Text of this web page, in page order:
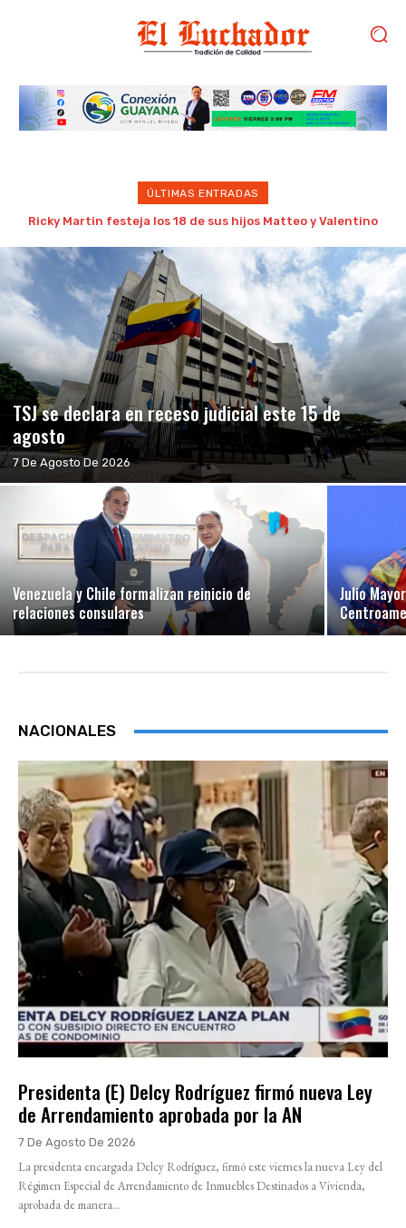
ÚLTIMAS ENTRADAS
Brote de ébola supera 4.000 casos confirmados en República
TSJ se declara en receso judicial este 15 de
agosto
7 De Agosto De 2026
Venezuela y Chile formalizan reinicio de
relaciones consulares
Julio
NACIONALES
Presidenta (E) Delcy Rodríguez firmó nueva Ley
de Arrendamiento aprobada por la AN
7 De Agosto De 2026
La presidenta encargada Delcy Rodríguez, firmó este viernes la nueva Ley del
Régimen Especial de Arrendamiento de Inmuebles Destinados a Vivienda,
aprobada de manera...